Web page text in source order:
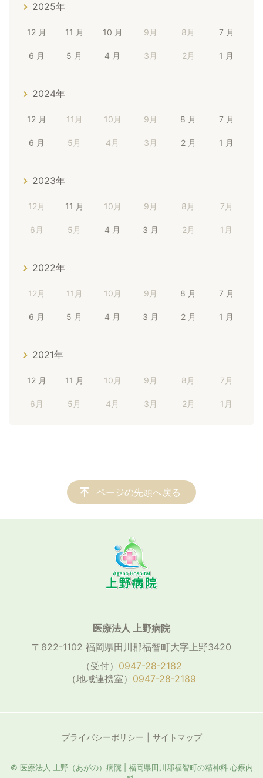
2025年
12 月 11 月 10 月 9月 8月 7 月
6 月 5 月 4 月 3月 2月 1 月
2024年
12 月 11月 10月 9月 8 月 7 月
6 月 5月 4月 3月 2 月 1 月
2023年
12月 11 月 10月 9月 8月 7月
6月 5月 4 月 3 月 2月 1月
2022年
12月 11月 10月 9月 8 月 7 月
6 月 5 月 4 月 3 月 2 月 1 月
2021年
12 月 11 月 10月 9月 8月 7月
6月 5月 4月 3月 2月 1月
ページの先頭へ戻る
医療法人 上野病院
〒822-1102 福岡県田川郡福智町大字上野3420
（受付） 0947-28-2182
（地域連携室） 0947-28-2189
プライバシーポリシー サイトマップ
© 医療法人 上野（あがの）病院 | 福岡県田川郡福智町の精神科 心療内